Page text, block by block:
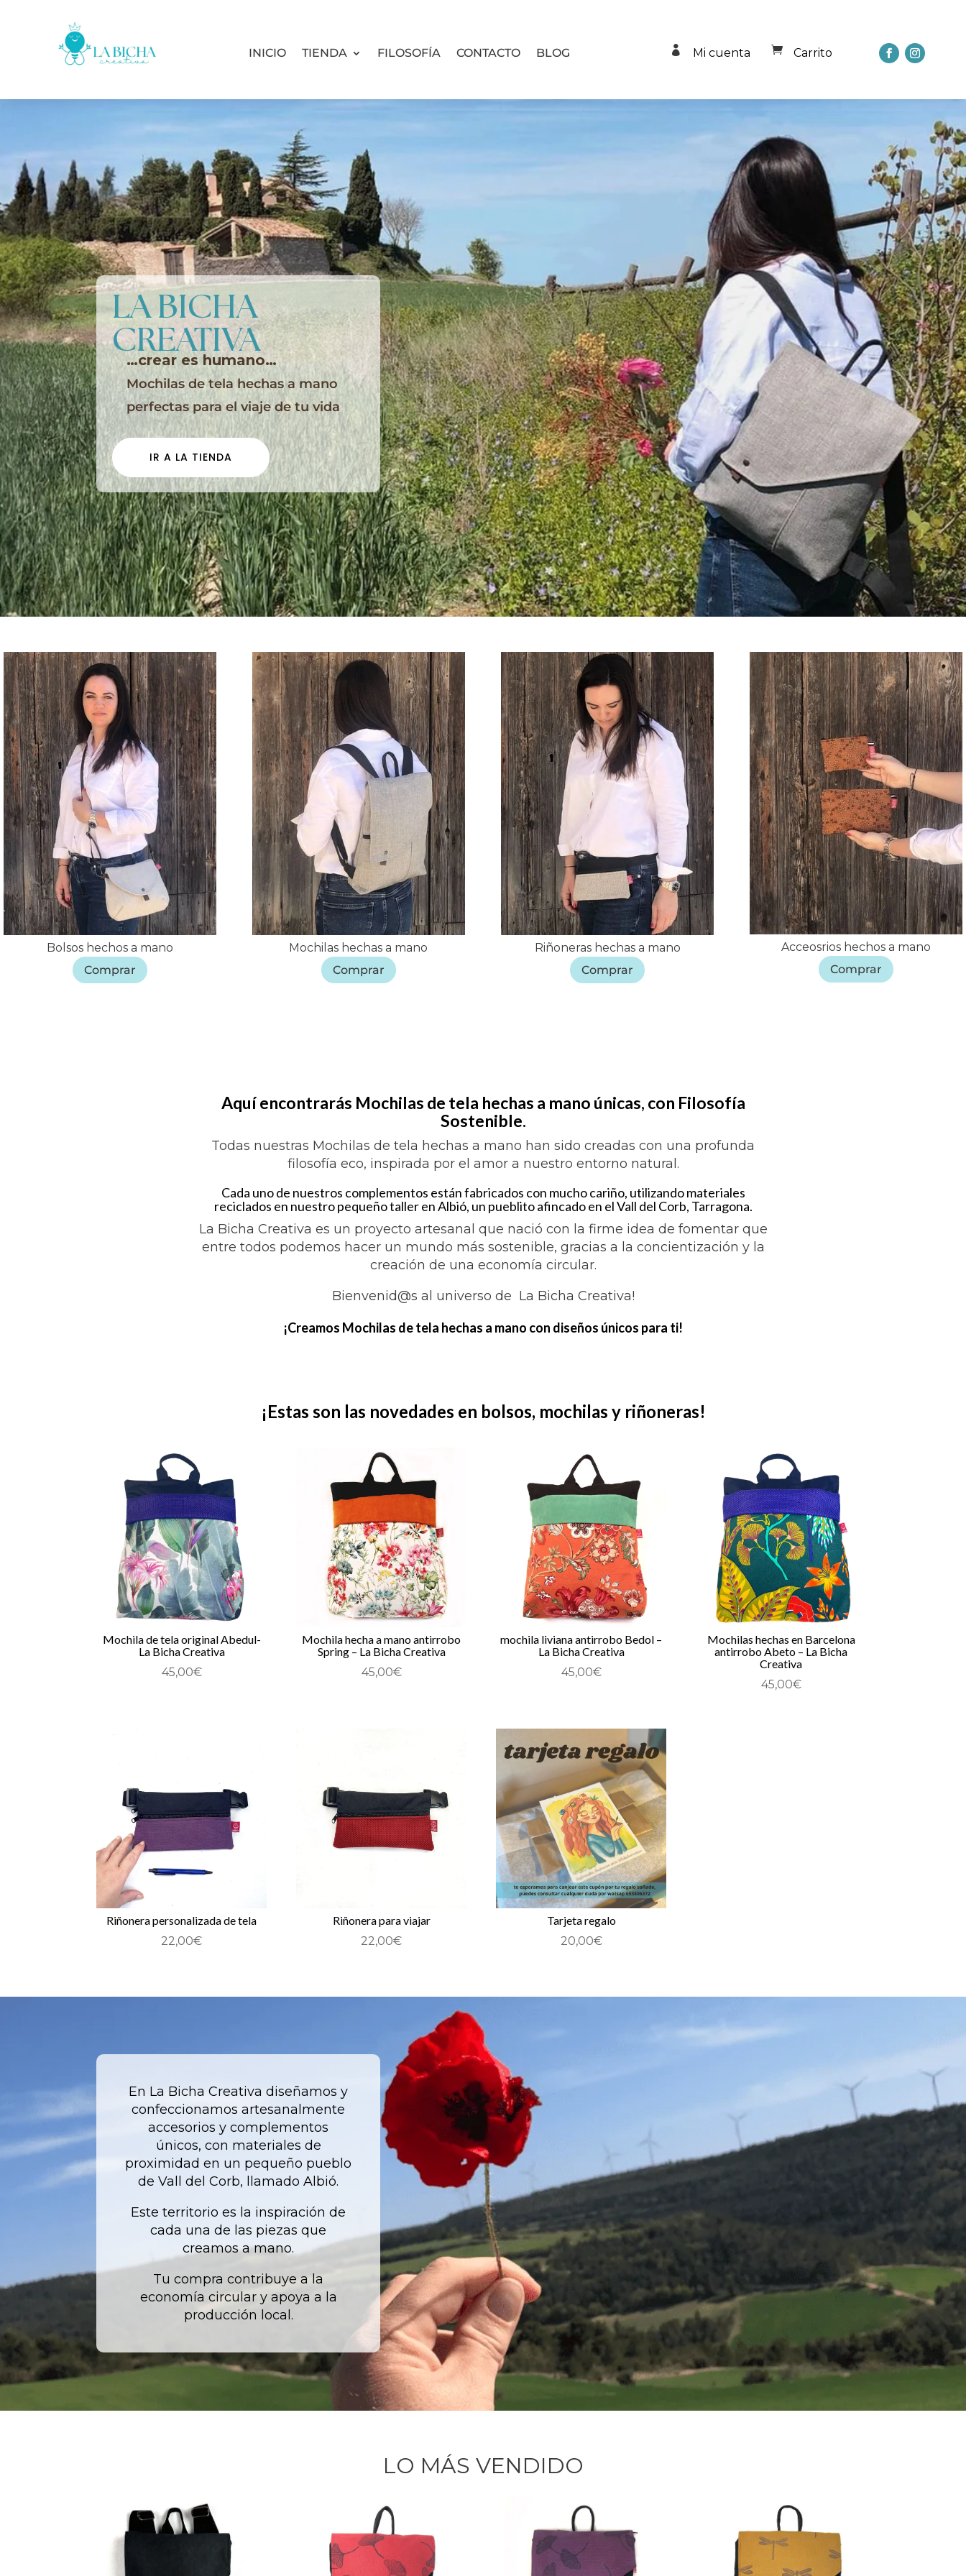
INICIO TIENDA FILOSOFÍA CONTACTO BLOG  Mi cuenta  Carrito
LA BICHA
CREATIVA
…crear es humano…
Mochilas de tela hechas a mano
perfectas para el viaje de tu vida
IR A LA TIENDA
Bolsos hechos a mano
Comprar
Mochilas hechas a mano
Comprar
Riñoneras hechas a mano
Comprar
Acceosrios hechos a mano
Comprar
Aquí encontrarás Mochilas de tela hechas a mano únicas, con Filosofía
Sostenible.
Todas nuestras Mochilas de tela hechas a mano han sido creadas con una profunda
filosofía eco, inspirada por el amor a nuestro entorno natural.
Cada uno de nuestros complementos están fabricados con mucho cariño, utilizando materiales
reciclados en nuestro pequeño taller en Albió, un pueblito afincado en el Vall del Corb, Tarragona.
La Bicha Creativa es un proyecto artesanal que nació con la firme idea de fomentar que
entre todos podemos hacer un mundo más sostenible, gracias a la concientización y la
creación de una economía circular.
Bienvenid@s al universo de La Bicha Creativa!
¡Creamos Mochilas de tela hechas a mano con diseños únicos para ti!
¡Estas son las novedades en bolsos, mochilas y riñoneras!
Mochila de tela original Abedul-
La Bicha Creativa
45,00€
Mochila hecha a mano antirrobo
Spring – La Bicha Creativa
45,00€
mochila liviana antirrobo Bedol –
La Bicha Creativa
45,00€
Mochilas hechas en Barcelona
antirrobo Abeto – La Bicha
Creativa
45,00€
Riñonera personalizada de tela
22,00€
Riñonera para viajar
22,00€
Tarjeta regalo
20,00€
En La Bicha Creativa diseñamos y
confeccionamos artesanalmente
accesorios y complementos
únicos, con materiales de
proximidad en un pequeño pueblo
de Vall del Corb, llamado Albió.
Este territorio es la inspiración de
cada una de las piezas que
creamos a mano.
Tu compra contribuye a la
economía circular y apoya a la
producción local.
LO MÁS VENDIDO